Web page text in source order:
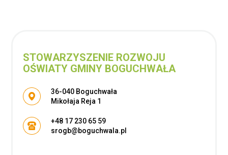
STOWARZYSZENIE ROZWOJU
OŚWIATY GMINY BOGUCHWAŁA
Adres pocztowy:
36-040 Boguchwała
Mikołaja Reja 1
+48 17 230 65 59
srogb@boguchwala.pl